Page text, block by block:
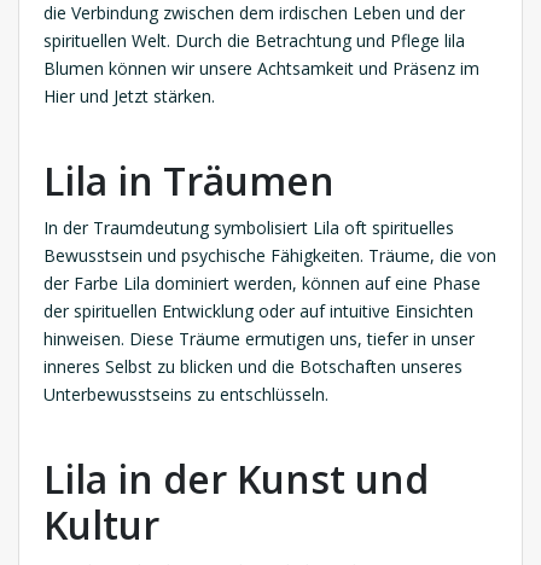
die Verbindung zwischen dem irdischen Leben und der
spirituellen Welt. Durch die Betrachtung und Pflege lila
Blumen können wir unsere Achtsamkeit und Präsenz im
Hier und Jetzt stärken.
Lila in Träumen
In der Traumdeutung symbolisiert Lila oft spirituelles
Bewusstsein und psychische Fähigkeiten. Träume, die von
der Farbe Lila dominiert werden, können auf eine Phase
der spirituellen Entwicklung oder auf intuitive Einsichten
hinweisen. Diese Träume ermutigen uns, tiefer in unser
inneres Selbst zu blicken und die Botschaften unseres
Unterbewusstseins zu entschlüsseln.
Lila in der Kunst und
Kultur